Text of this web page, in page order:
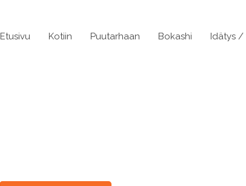
Etusivu
Kotiin Puutarhaan Bokashi Idätys /